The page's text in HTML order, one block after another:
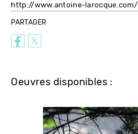
http://www.antoine-larocque.com/
PARTAGER
Oeuvres disponibles :